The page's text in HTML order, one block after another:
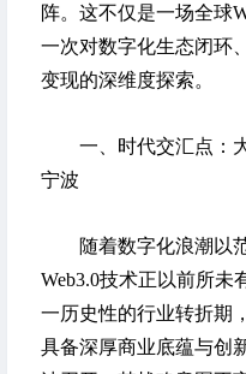
阵。这不仅是一场全球
一次对数字化生态闭环
变现的深维度探索。
一、时代交汇点：大
宁波
随着数字化浪潮以范
Web3.0技术正以前所未
一历史性的行业转折期
具备深厚商业底蕴与